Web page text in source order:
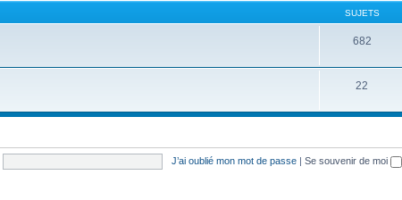
SUJETS
682
22
J’ai oublié mon mot de passe | Se souvenir de moi